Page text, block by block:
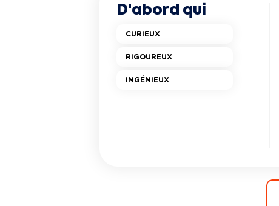
D'abord qui
CURIEUX
RIGOUREUX
INGÉNIEUX